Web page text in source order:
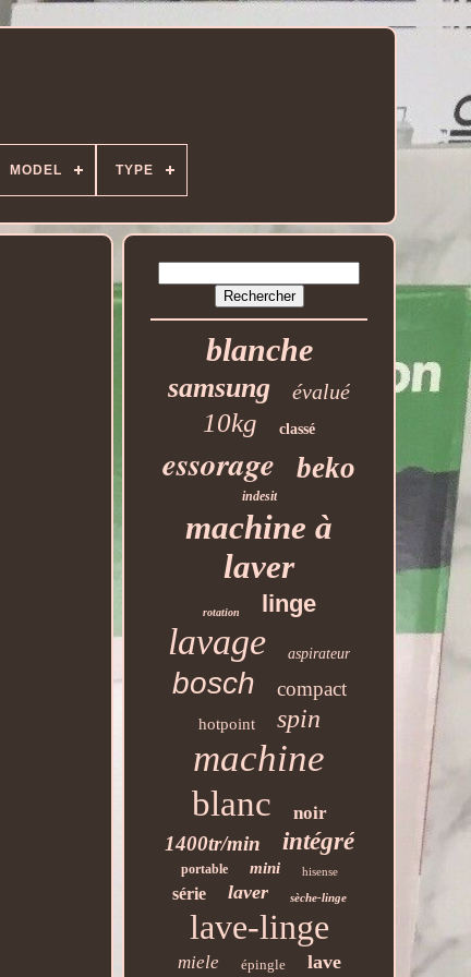
MODEL TYPE
blanche
samsung évalué
10kg classé
essorage beko
indesit
machine à
laver
rotation linge
lavage aspirateur
bosch compact
hotpoint spin
machine
blanc noir
1400tr/min intégré
portable mini hisense
série laver sèche-linge
lave-linge
miele épingle lave